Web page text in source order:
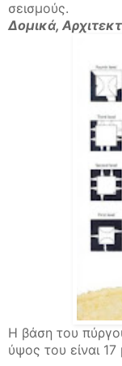
σεισμούς.
Δομικά,
Η βάση του
ύψος του είναι